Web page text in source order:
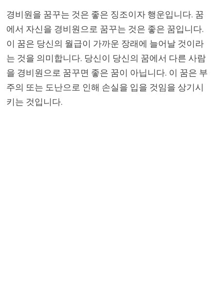
경비원을 꿈꾸는 것은 좋은 징조이자 행운입니다. 꿈
에서 자신을 경비원으로 꿈꾸는 것은 좋은 꿈입니다.
이 꿈은 당신의 월급이 가까운 장래에 늘어날 것이라
는 것을 의미합니다. 당신이 당신의 꿈에서 다른 사람
을 경비원으로 꿈꾸면 좋은 꿈이 아닙니다. 이 꿈은 부
주의 또는 도난으로 인해 손실을 입을 것임을 상기시
키는 것입니다.